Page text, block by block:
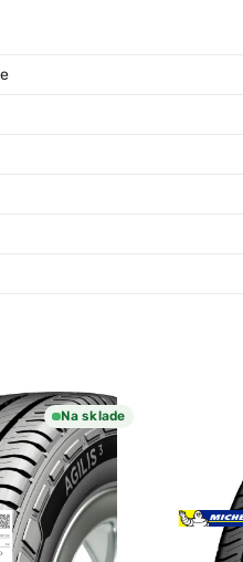
Na sklade